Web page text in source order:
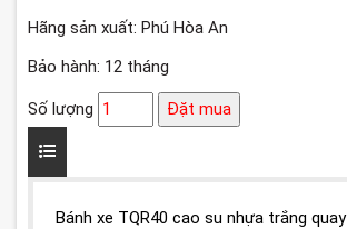
Hãng sản xuất: Phú Hòa An
Bảo hành: 12 tháng
Số lượng Đặt mua
Bánh xe TQR40 cao su nhựa trắng quay